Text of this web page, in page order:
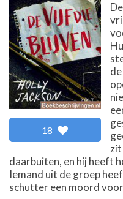
18
daarbuiten, en hij heeft
Iemand uit de groep
schutter een moord